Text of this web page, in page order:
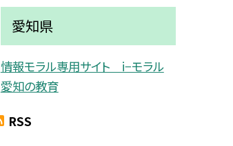
愛知県
情報モラル専用サイト i−モラル
愛知の教育
RSS